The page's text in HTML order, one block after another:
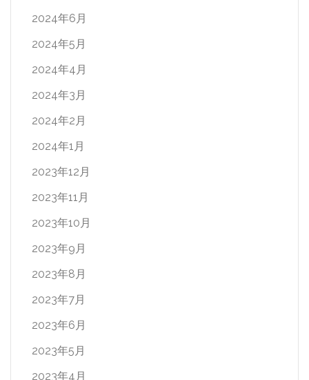
2024年6月
2024年5月
2024年4月
2024年3月
2024年2月
2024年1月
2023年12月
2023年11月
2023年10月
2023年9月
2023年8月
2023年7月
2023年6月
2023年5月
2023年4月